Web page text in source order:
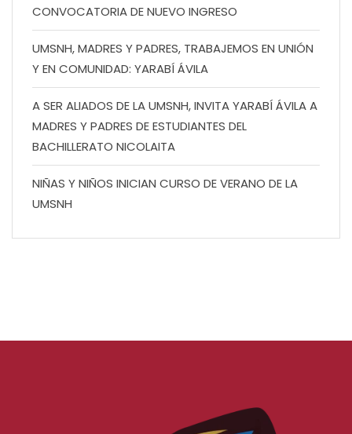
CONVOCATORIA DE NUEVO INGRESO
UMSNH, MADRES Y PADRES, TRABAJEMOS EN UNIÓN
Y EN COMUNIDAD: YARABÍ ÁVILA
A SER ALIADOS DE LA UMSNH, INVITA YARABÍ ÁVILA A
MADRES Y PADRES DE ESTUDIANTES DEL
BACHILLERATO NICOLAITA
NIÑAS Y NIÑOS INICIAN CURSO DE VERANO DE LA
UMSNH